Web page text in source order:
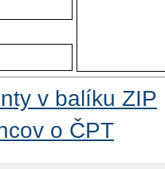
v balíku ZIP
o ČPT